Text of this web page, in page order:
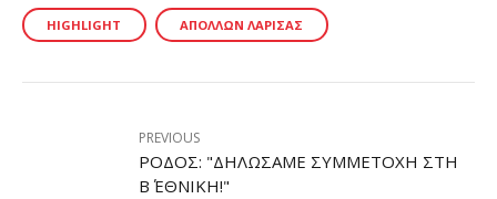
HIGHLIGHT ΑΠΌΛΛΩΝ ΛΆΡΙΣΑΣ
PREVIOUS
ΡΌΔΟΣ: "ΔΗΛΏΣΑΜΕ ΣΥΜΜΕΤΟΧΉ ΣΤΗ
Β΄ ΕΘΝΙΚΉ!"